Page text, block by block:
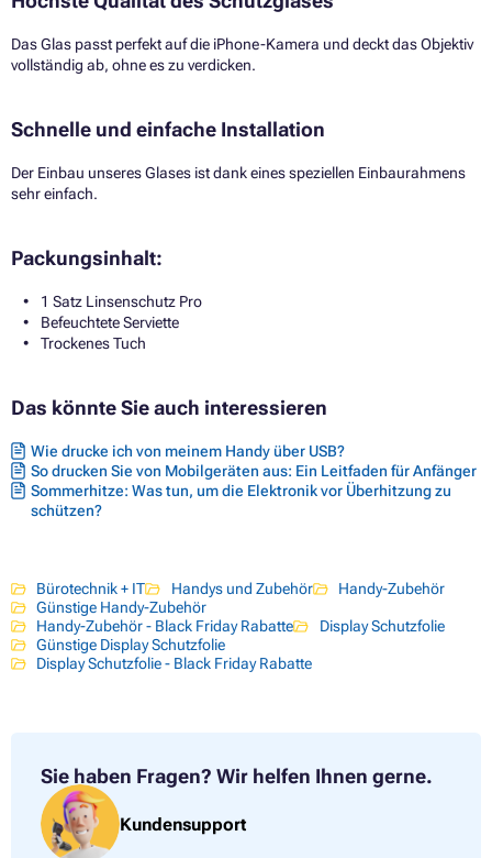
Das Glas passt perfekt auf die iPhone-Kamera und deckt das Objektiv
vollständig ab, ohne es zu verdicken.
Schnelle und einfache Installation
Der Einbau unseres Glases ist dank eines speziellen Einbaurahmens
sehr einfach.
Packungsinhalt:
1 Satz Linsenschutz Pro
Befeuchtete Serviette
Trockenes Tuch
Das könnte Sie auch interessieren
Wie drucke ich von meinem Handy über USB?
So drucken Sie von Mobilgeräten aus: Ein Leitfaden für Anfänger
Sommerhitze: Was tun, um die Elektronik vor Überhitzung zu
schützen?
Bürotechnik + IT Handys und Zubehör
Handy-Zubehör
Günstige Handy-Zubehör
Handy-Zubehör - Black Friday Rabatte
Display Schutzfolie
Günstige Display Schutzfolie
Display Schutzfolie - Black Friday Rabatte
Sie haben Fragen? Wir helfen Ihnen gerne.
Kundensupport